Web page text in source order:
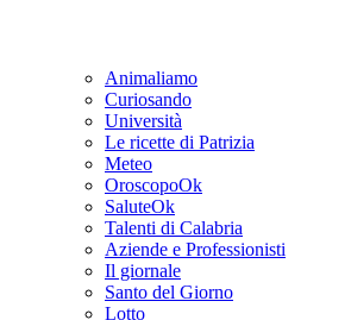
Animaliamo
Curiosando
Università
Le ricette di Patrizia
Meteo
OroscopoOk
SaluteOk
Talenti di Calabria
Aziende e Professionisti
Il giornale
Santo del Giorno
Lotto